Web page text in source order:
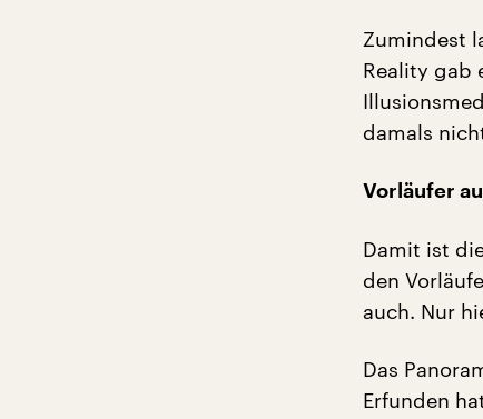
Zumindest
Reality gab
damals
Vorl äufer
Damit ist
den
auch. Nur
Das
Erfunden